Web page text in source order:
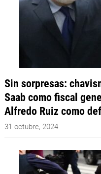
Sin sorpresas:
Saab como fiscal
Alfredo Ruiz como
31 octubre, 2024